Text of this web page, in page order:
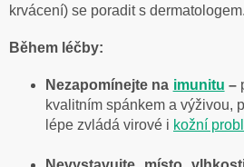
krvácení) se poradit s dermatologem.
Během léčby:
Nezapomínejte na imunitu –
kvalitním spánkem a výživou,
lépe zvládá virové i kožní